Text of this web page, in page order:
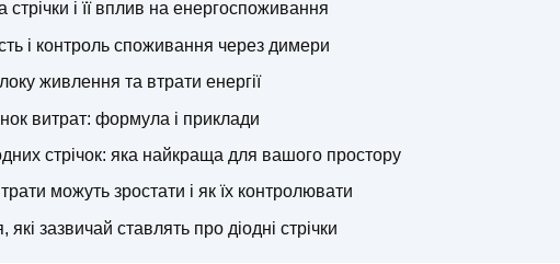
і її вплив на енергоспоживання
і контроль споживання через димери
живлення та втрати енергії
витрат: формула і приклади
стрічок: яка найкраща для вашого простору
можуть зростати і як їх контролювати
які зазвичай ставлять про діодні стрічки